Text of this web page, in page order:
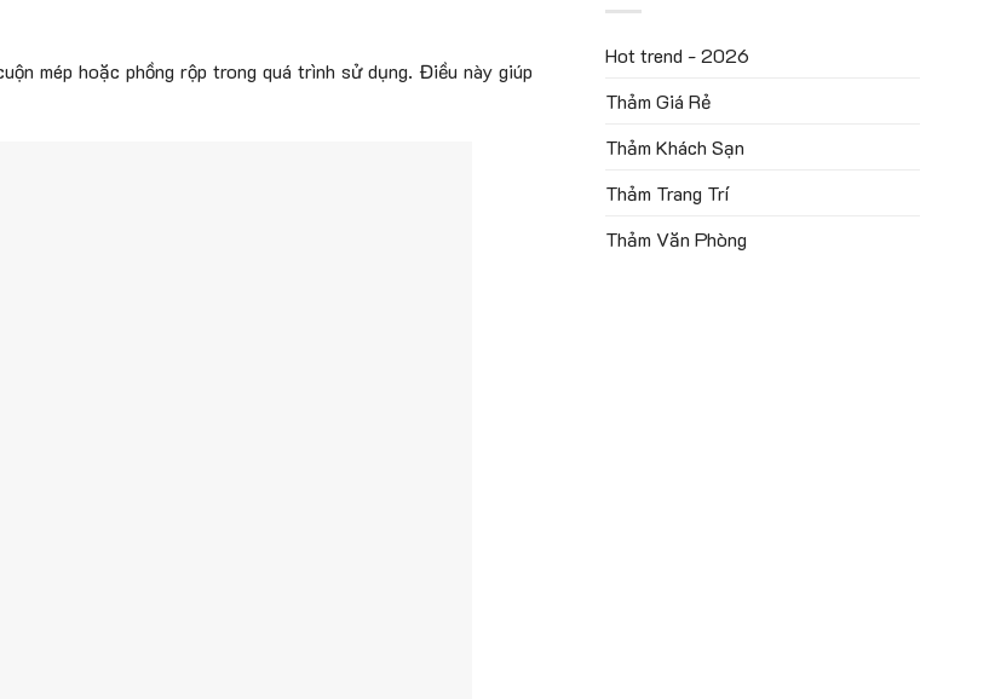
mép hoặc phồng rộp trong quá trình sử dụng. Điều này giúp
Hot trend - 2026
Thảm Giá Rẻ
Thảm Khách Sạn
Thảm Trang Trí
Thảm Văn Phòng